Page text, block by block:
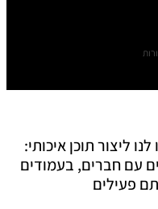
ליצור תוכן איכותי:
עם חברים, בעמודים
פעילים